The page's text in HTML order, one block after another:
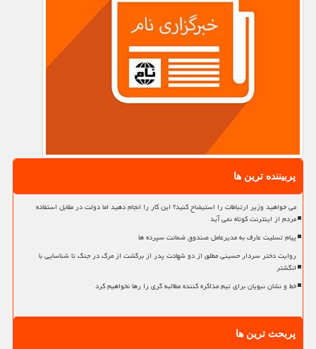
پربیننده ترین ها
می خواهید وزیر ارتباطات را استیضاح کنید؟ این کار را انجام دهید اما دولت در مقابل استفاده
مردم از اینترنت کوتاه نمی آید
پیام تسلیت عارف به مدیرعامل صندوق ضمانت سپرده ها
روایت دختر سردار حسینی مطلق از دو شهادت پدر از برگشت از مرگ در جنگ تا شناسایی با
انگشتر
خط و نشان نبویان برای تیم مذاکره کننده مطالبه گری را رها نخواهیم کرد
پربحث ترین ها